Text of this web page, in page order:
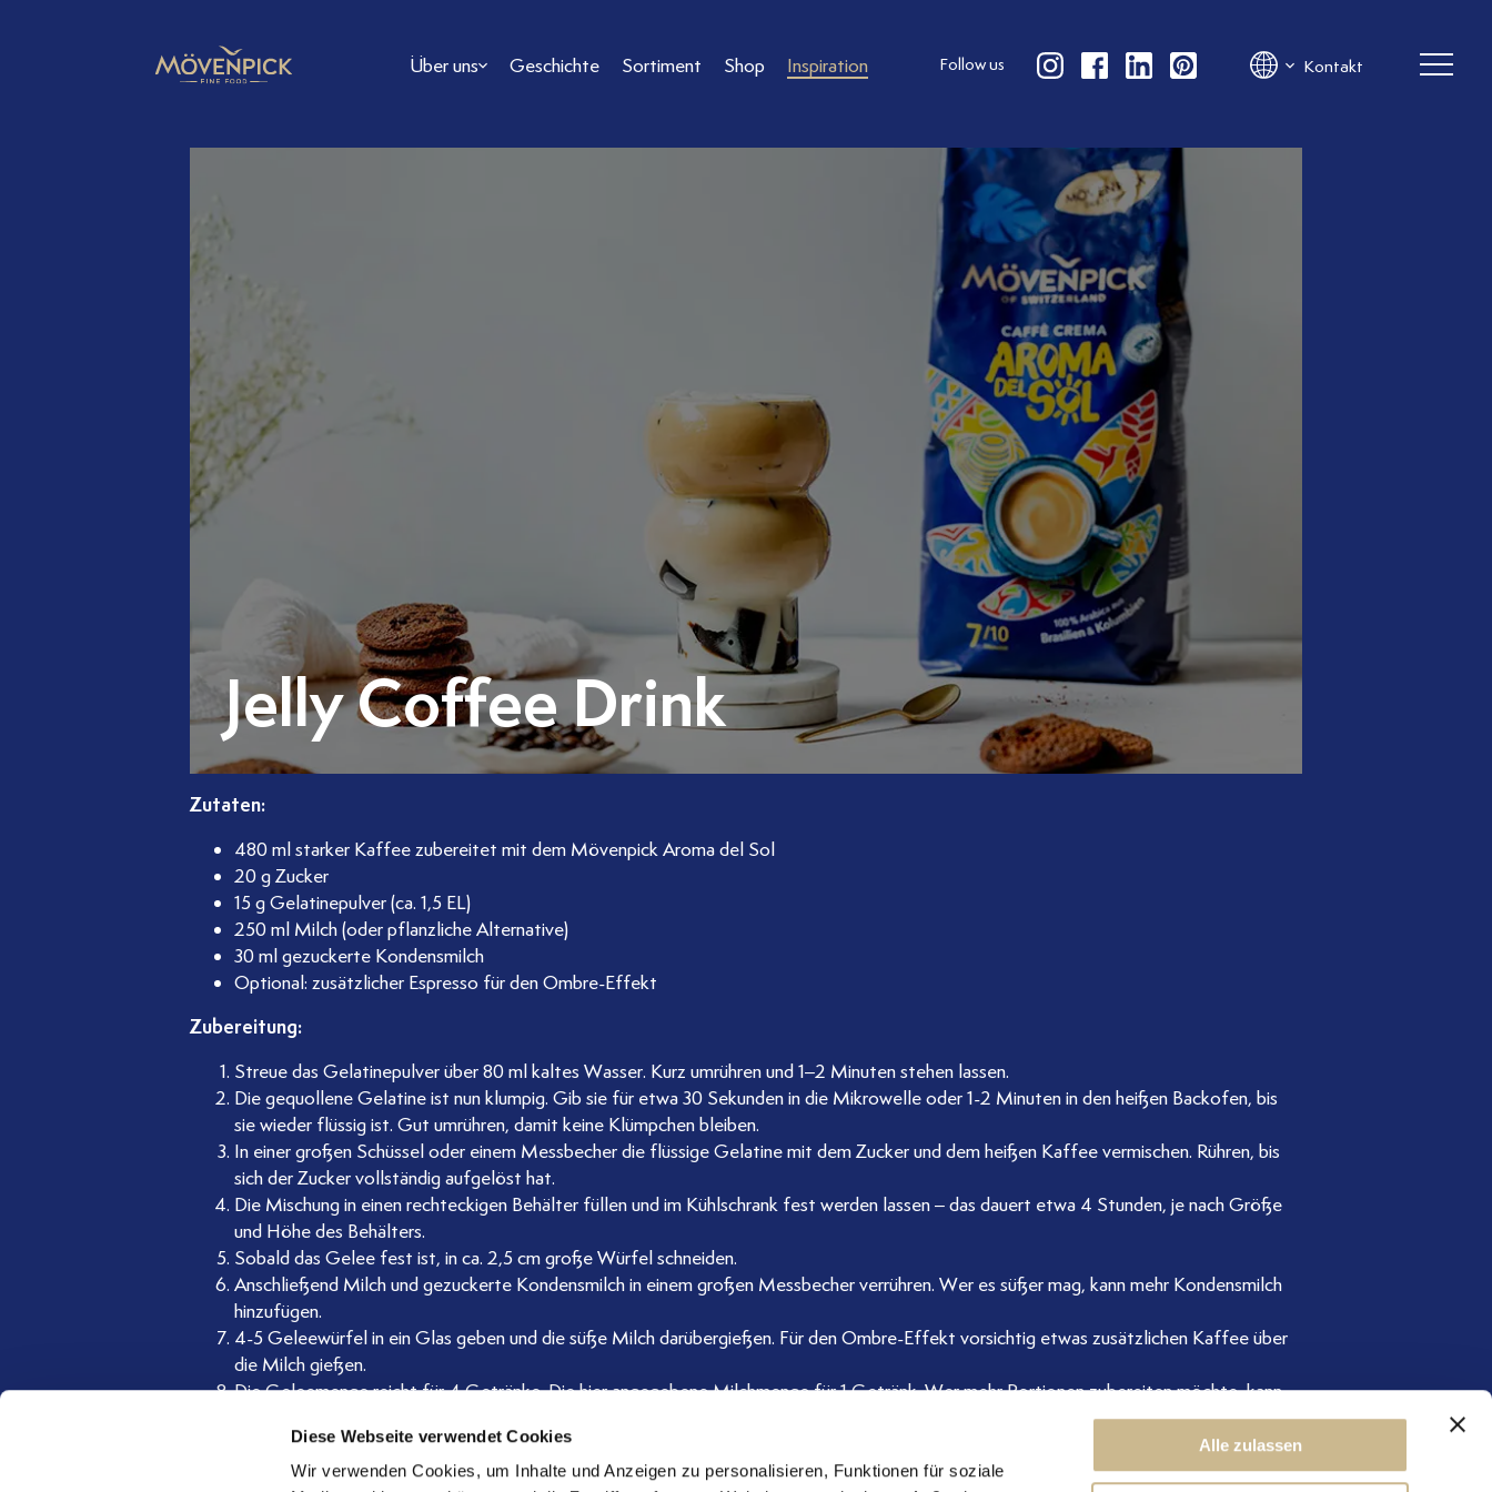
Diese Webseite verwendet Cookies
Wir verwenden Cookies, um Inhalte und Anzeigen zu personalisieren, Funktionen für soziale
Alle zulassen
Über uns Geschichte Sortiment Shop Inspiration Follow us Kontakt
Jelly Coffee Drink
Zutaten:
480 ml starker Kaffee zubereitet mit dem Mövenpick Aroma del Sol
20 g Zucker
15 g Gelatinepulver (ca. 1,5 EL)
250 ml Milch (oder pflanzliche Alternative)
30 ml gezuckerte Kondensmilch
Optional: zusätzlicher Espresso für den Ombre-Effekt
Zubereitung:
Streue das Gelatinepulver über 80 ml kaltes Wasser. Kurz umrühren und 1–2 Minuten stehen lassen.
Die gequollene Gelatine ist nun klumpig. Gib sie für etwa 30 Sekunden in die Mikrowelle oder 1-2 Minuten in den heißen Backofen, bis
sie wieder flüssig ist. Gut umrühren, damit keine Klümpchen bleiben.
In einer großen Schüssel oder einem Messbecher die flüssige Gelatine mit dem Zucker und dem heißen Kaffee vermischen. Rühren, bis
sich der Zucker vollständig aufgelöst hat.
Die Mischung in einen rechteckigen Behälter füllen und im Kühlschrank fest werden lassen – das dauert etwa 4 Stunden, je nach Größe
und Höhe des Behälters.
Sobald das Gelee fest ist, in ca. 2,5 cm große Würfel schneiden.
Anschließend Milch und gezuckerte Kondensmilch in einem großen Messbecher verrühren. Wer es süßer mag, kann mehr Kondensmilch
hinzufügen.
4-5 Geleewürfel in ein Glas geben und die süße Milch darübergießen. Für den Ombre-Effekt vorsichtig etwas zusätzlichen Kaffee über
die Milch gießen.
Die Geleemenge reicht für 4 Getränke. Die hier angegebene Milchmenge für 1 Getränk. Wer mehr Portionen zubereiten möchte, kann